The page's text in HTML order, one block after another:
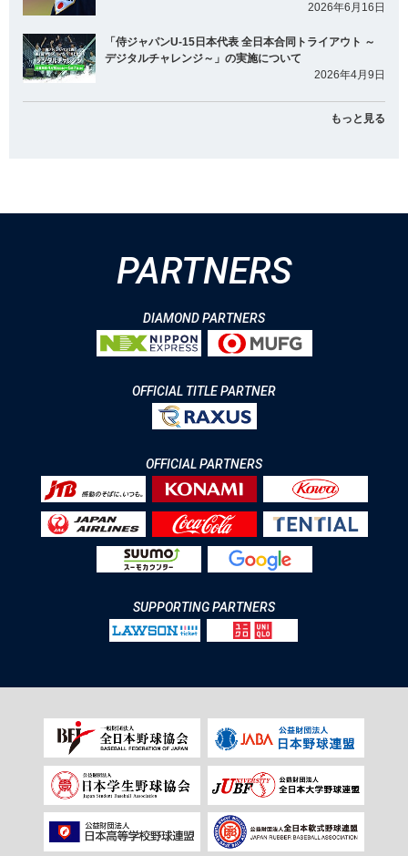
2026年6月16日
「侍ジャパンU-15日本代表 全日本合同トライアウト ～
デジタルチャレンジ～」の実施について
2026年4月9日
もっと見る
PARTNERS
DIAMOND PARTNERS
OFFICIAL TITLE PARTNER
OFFICIAL PARTNERS
SUPPORTING PARTNERS